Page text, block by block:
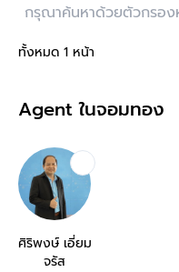
กรุณาค้นหาด้วยตัวกรอ
ทั้งหมด 1 หน้า
Agent ในจอมทอง
ศิริพงษ์ เอี่ยม
จรัส